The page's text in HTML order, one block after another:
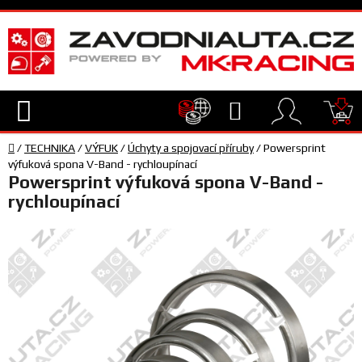
Přejít
na
obsah
Hledat
TECHNIKA
VYBAVENÍ
JEZDEC
TÝM
SERVIS
Domů
/TECHNIKA/VÝFUK/Úchyty a spojovací příruby/Powersprint
výfuková spona V-Band - rychloupínací
Powersprint výfuková spona V-Band -
rychloupínací